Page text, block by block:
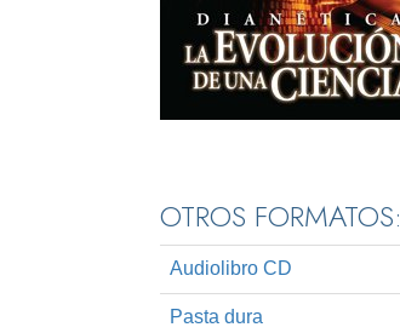
OTROS FORMATOS:
Audiolibro CD
Pasta dura